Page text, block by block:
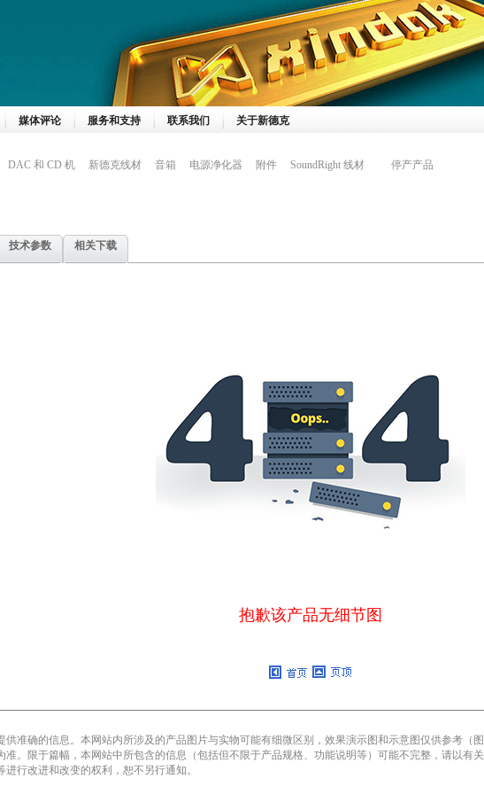
媒体评论 服务和支持 联系我们 关于新德克
DAC 和 CD 机 新德克线材 音箱 电源净化器 附件 SoundRight 线材 停产产品
技术参数 相关下载
抱歉该产品无细节图
供准确的信息。本网站内所涉及的产品图片与实物可能有细微区别，效果演示图和示意图仅供参考（
准。限于篇幅，本网站中所包含的信息（包括但不限于产品规格、功能说明等）可能不完整，请以有
行改进和改变的权利，恕不另行通知。